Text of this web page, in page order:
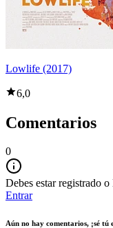
Lowlife (2017)
6,0
Comentarios
0
Debes estar registrado
Entrar
Aún no hay comentarios, ¡sé tú